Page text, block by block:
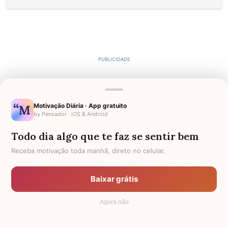
Motivação Diária · App gratuito
by Pensador · iOS & Android
Todo dia algo que te faz se sentir bem
Receba motivação toda manhã, direto no celular.
Baixar grátis
Agora não